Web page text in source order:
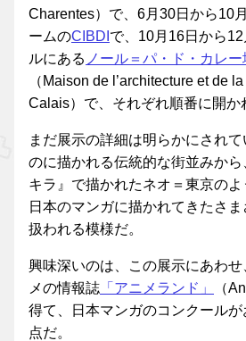
Charentes）で、6月30日から10
ームのCIBDI で、10月16日から
ルにある ノール＝パ・ド・カレ
（Maison de l’architecture et de
Calais）で、それぞれ順番に開か
まだ展示の詳細は明らかにされ
のに描かれる伝統的な街並みか
キラ』で描かれたネオ＝東京のよ
日本のマンガに描かれてきたさ
扱われる模様だ。
興味深いのは、この展示にあわ
メの情報誌 「アニメランド」
（
得て、日本マンガのコンクールが
点だ。